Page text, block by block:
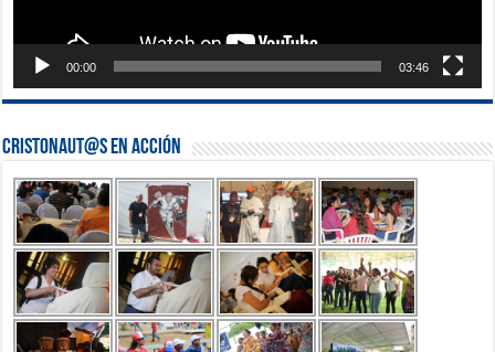
00:00 03:46
Cristonaut@s en Acción